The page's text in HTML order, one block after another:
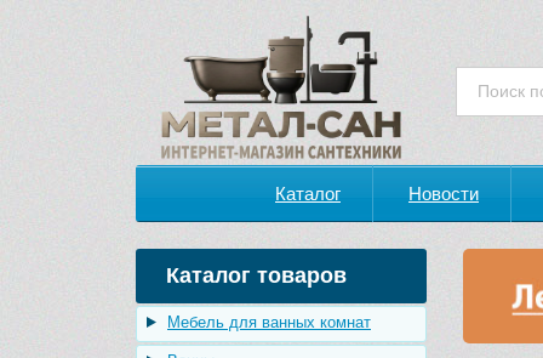
Каталог Новости
Каталог товаров
Мебель для ванных комнат